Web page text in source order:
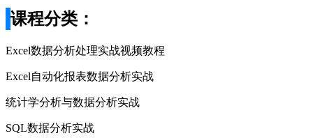
课程分类：
Excel数据分析处理实战视频教程
Excel自动化报表数据分析实战
统计学分析与数据分析实战
SQL数据分析实战